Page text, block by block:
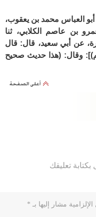
ج4 ص 557 – حدثنا أبو العباس محمد بن يعقوب،
بن عاصم الكلابي، ثنا
عن أبي سعيد، قال: قال
وقال: (هذا حديث صحيح
بكتابة تعليقك
الإلزامية مشار إليها بـ *